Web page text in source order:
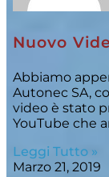
Nuovo
Abbiamo
Autonec SA,
video è stato
YouTube che
Leggi Tutto »
Marzo 21, 2019